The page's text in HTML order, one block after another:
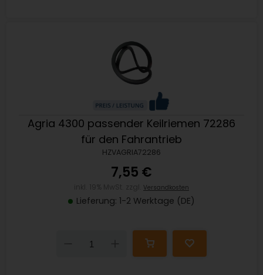
Agria 4300 passender Keilriemen 72286
für den Fahrantrieb
HZVAGRIA72286
7,55 €
Versandkosten
Lieferung: 1-2 Werktage (DE)
Down